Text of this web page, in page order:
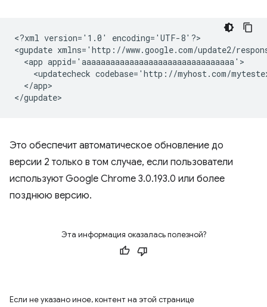
<?xml version='1.0'
encoding='UTF-8'?>
<gupdate xmlns='http://www.google.com/update2/
<app
<updatecheck codebase='http://myhost.com/
</app>
Это обеспечит автоматическое обновление до
версии 2 только в том случае, если пользователи
используют Google Chrome 3.0.193.0 или более
позднюю версию.
Эта информация оказалась полезной?
Если не указано иное, контент на этой странице